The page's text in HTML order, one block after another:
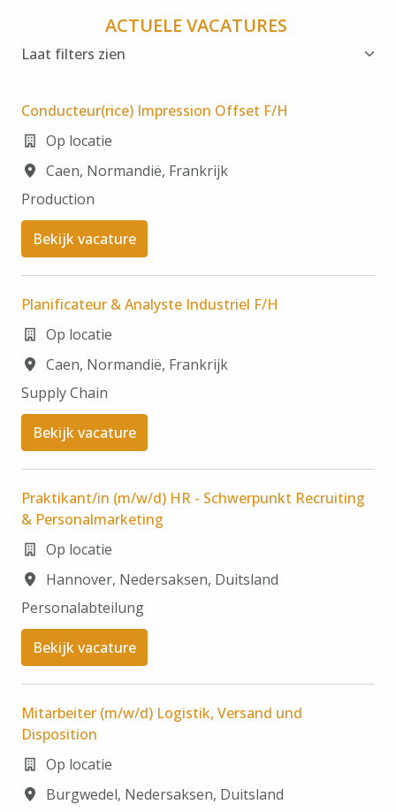
ACTUELE VACATURES
Laat filters zien
Conducteur(rice) Impression Offset F/H
Op locatie
Caen, Normandië, Frankrijk
Production
Bekijk vacature
Planificateur & Analyste Industriel F/H
Op locatie
Caen, Normandië, Frankrijk
Supply Chain​
Bekijk vacature
Praktikant/in (m/w/d) HR - Schwerpunkt Recruiting
& Personalmarketing
Op locatie
Hannover, Nedersaksen, Duitsland
Personalabteilung
Bekijk vacature
Mitarbeiter (m/w/d) Logistik, Versand und
Disposition
Op locatie
Burgwedel, Nedersaksen, Duitsland